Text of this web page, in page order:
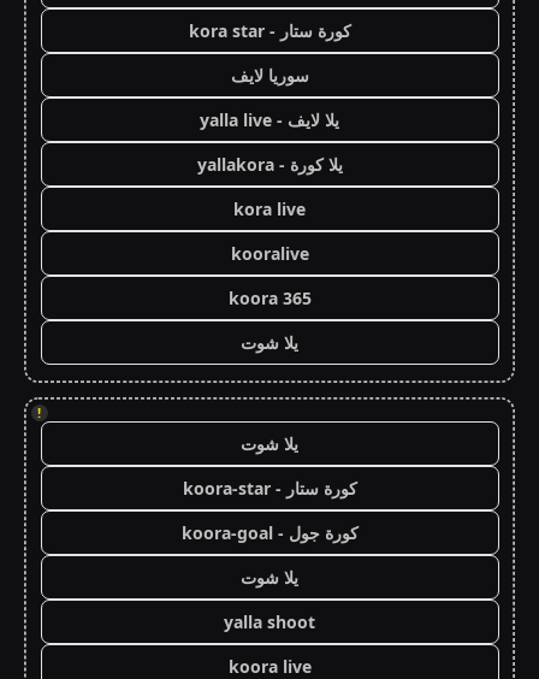
كورة ستار - kora star
سوريا لايف
يلا لايف - yalla live
يلا كورة - yallakora
kora live
kooralive
koora 365
يلا شوت
!
يلا شوت
كورة ستار - koora-star
كورة جول - koora-goal
يلا شوت
yalla shoot
koora live